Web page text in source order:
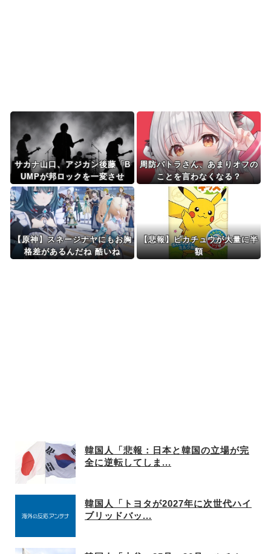
Powered by livedoor 相互RSS
サカナ山口、アジカン後藤「B
UMPが邦ロックを一変させ
た」←これwww
周防パトラさん、あまりオフの
ことを言わなくなる？
【原神】スネージナヤにもお胸
格差があるんだね 酷いね
【悲報】ピカチュウが大量に半
額
韓国人「悲報：日本と韓国の立場が完
全に逆転してしま...
韓国人「トヨタが2027年に次世代ハイ
ブリッドバッ...